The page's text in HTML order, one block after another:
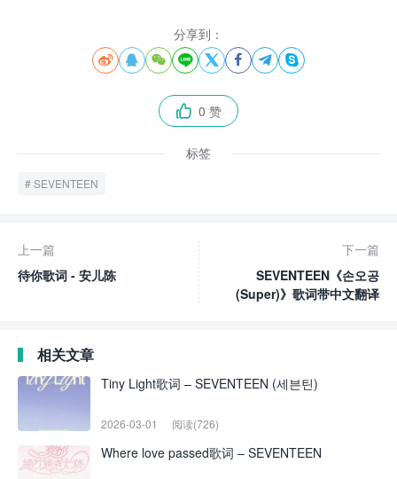
分享到：
       
 0 赞
标签
SEVENTEEN
上一篇
待你歌词 - 安儿陈
下一篇
SEVENTEEN《손오공
(Super)》歌词带中文翻译
相关文章
Tiny Light歌词 – SEVENTEEN (세븐틴)
2026-03-01 阅读(726)
Where love passed歌词 – SEVENTEEN